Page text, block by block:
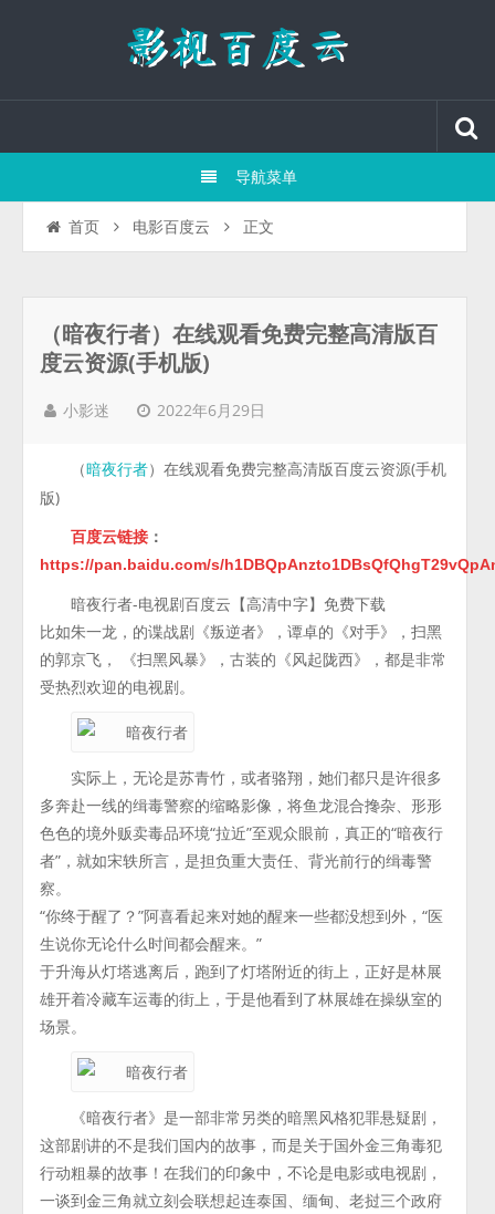
导航菜单
首页 电影百度云 正文
（暗夜行者）在线观看免费完整高清版百
度云资源(手机版)
小影迷 2022年6月29日
（暗夜行者）在线观看免费完整高清版百度云资源(手机
版)
百度云链接 ：
https://pan.baidu.com/s/
暗夜行者-电视剧百度云【高清中字】免费下载
比如朱一龙，的谍战剧《叛逆者》，谭卓的《对手》，扫黑
的郭京飞， 《扫黑风暴》，古装的《风起陇西》，都是非常
受热烈欢迎的电视剧。
实际上，无论是苏青竹，或者骆翔，她们都只是许很多
多奔赴一线的缉毒警察的缩略影像，将鱼龙混合搀杂、形形
色色的境外贩卖毒品环境“拉近”至观众眼前，真正的“暗夜行
者”，就如宋轶所言，是担负重大责任、背光前行的缉毒警
察。
“你终于醒了？”阿喜看起来对她的醒来一些都没想到外，“医
生说你无论什么时间都会醒来。”
于升海从灯塔逃离后，跑到了灯塔附近的街上，正好是林展
雄开着冷藏车运毒的街上，于是他看到了林展雄在操纵室的
场景。
《暗夜行者》是一部非常另类的暗黑风格犯罪悬疑剧，
这部剧讲的不是我们国内的故事，而是关于国外金三角毒犯
行动粗暴的故事！在我们的印象中，不论是电影或电视剧，
一谈到金三角就立刻会联想起连泰国、缅甸、老挝三个政府